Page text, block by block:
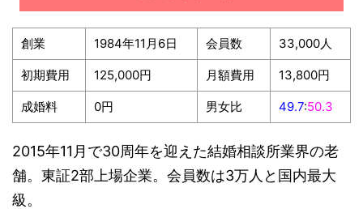
創業 1984年11月6日 会員数 33,000人
初期費用 125,000円 月額費用 13,800円
成婚料 0円 男女比 49.7:50.3
2015年11月で30周年を迎えた結婚相談所業界の老
舗。東証2部上場企業。会員数は3万人と国内最大
級。